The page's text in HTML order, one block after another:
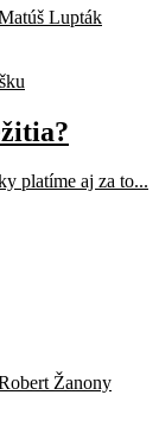
Lupták
platíme aj za to...
Žanony